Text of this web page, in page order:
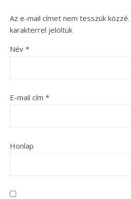
Az e-mail címet nem tesszük közzé.
karakterrel jelöltük
Név *
E-mail cím *
Honlap